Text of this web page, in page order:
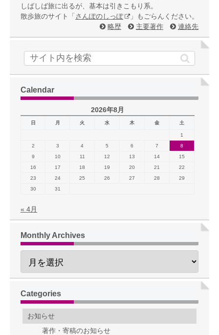
しばしば旅に出るが、基本は引きこもり系。
散歩旅のサイト「さんぽのしっぽ
」もごらんください。
略歴
主要著作 連絡先
Calendar
2026年8月
日 月 火 水 木 金 土
1
2
3 4 5 6 7
8
9
10 11 12 13 14
15
16
17 18 19 20 21
22
23
24 25 26 27 28
29
30
31
« 4月
Monthly Archives
Categories
お知らせ
著作・寄稿のお知らせ